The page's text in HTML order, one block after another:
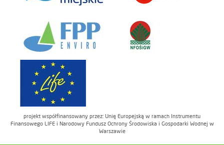
projekt współfinansowany przez: Unię Europejską w ramach Instrumentu
Finansowego LIFE i Narodowy Fundusz Ochrony Środowiska i Gospodarki Wodnej w
Warszawie